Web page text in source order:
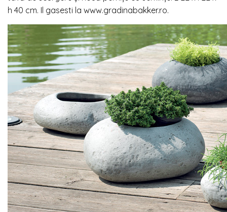
h 40 cm. Il gasesti la www.gradinabakker.ro.